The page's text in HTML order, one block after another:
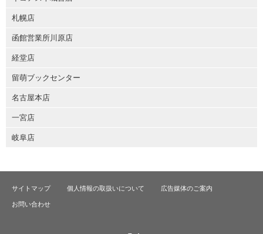
札幌店
函館営業所川原店
経堂店
留萌ブックセンター
名古屋本店
一宮店
岐阜店
サイトマップ 個人情報の取扱いについて 広告媒体のご案内
お問い合わせ